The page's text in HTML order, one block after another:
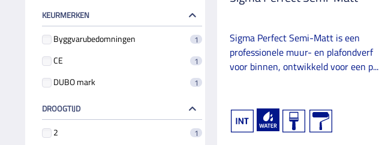
KEURMERKEN
Byggvarubedomningen 1
CE 1
DUBO mark 1
DROOGTIJD
2 1
Sigma Perfect Semi-Matt is een
professionele muur- en plafondverf
voor binnen, ontwikkeld voor een p...